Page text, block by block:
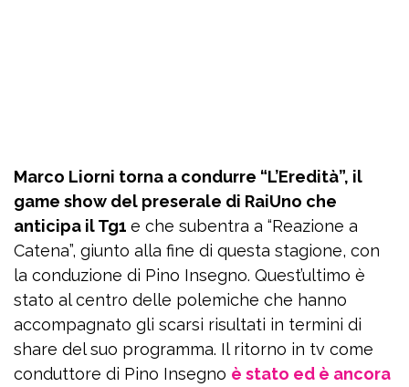
Marco Liorni torna a condurre “L’Eredità”, il
game show del preserale di RaiUno che
anticipa il Tg1 e che subentra a “Reazione a
Catena”, giunto alla fine di questa stagione, con
la conduzione di Pino Insegno. Quest’ultimo è
stato al centro delle polemiche che hanno
accompagnato gli scarsi risultati in termini di
share del suo programma. Il ritorno in tv come
conduttore di Pino Insegno è stato ed è ancora